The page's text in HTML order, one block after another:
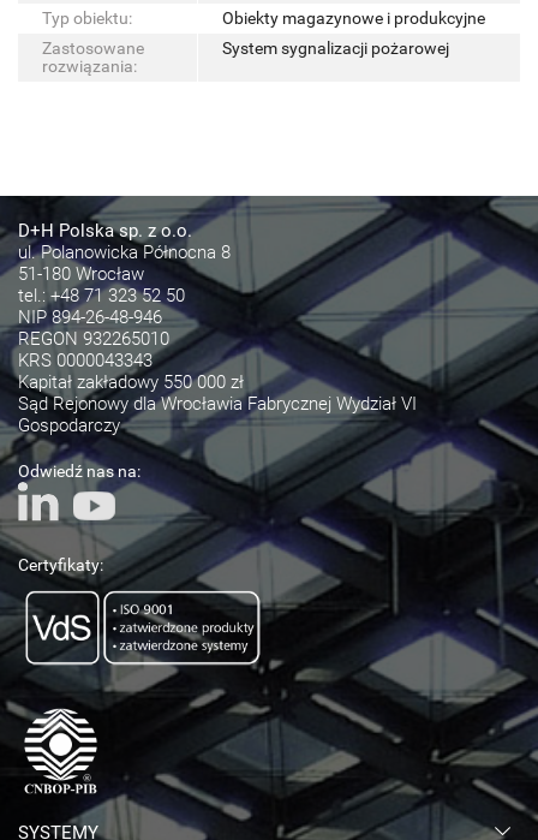
Typ obiektu:
Obiekty magazynowe i produkcyjne
Zastosowane
rozwiązania:
System sygnalizacji pożarowej
D+H Polska sp. z o.o.
ul. Polanowicka Północna 8
51-180 Wrocław
tel.: +48 71 323 52 50
NIP 894-26-48-946
REGON 932265010
KRS 0000043343
Kapitał zakładowy 550 000 zł
Sąd Rejonowy dla Wrocławia Fabrycznej Wydział VI
Gospodarczy
Odwiedź nas na:
Certyfikaty:
SYSTEMY